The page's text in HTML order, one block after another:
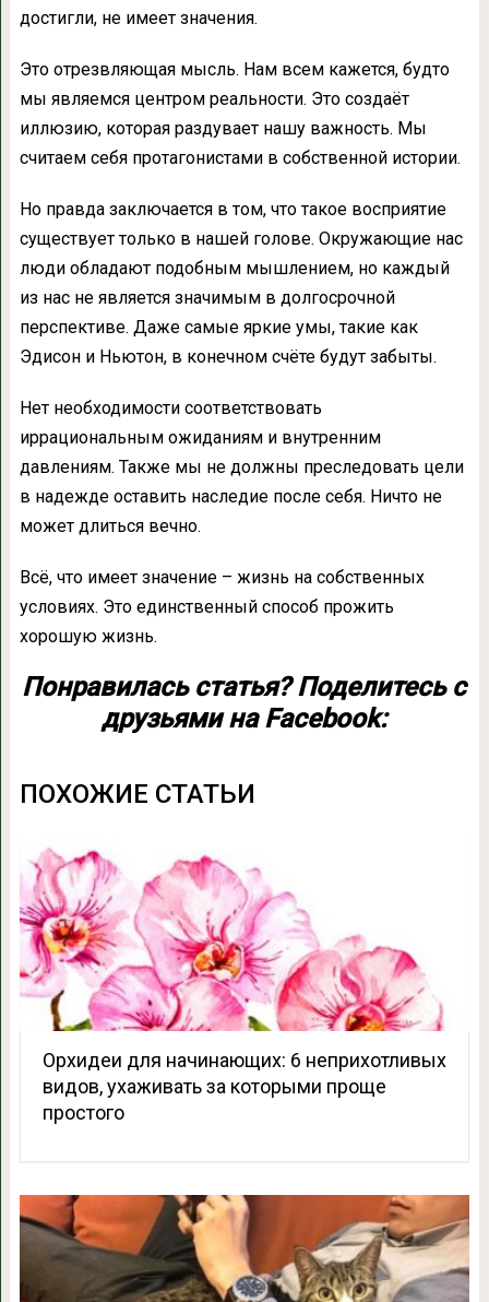
достигли, не имеет значения.
Это отрезвляющая мысль. Нам всем кажется, будто
мы являемся центром реальности. Это создаёт
иллюзию, которая раздувает нашу важность. Мы
считаем себя протагонистами в собственной истории.
Но правда заключается в том, что такое восприятие
существует только в нашей голове. Окружающие нас
люди обладают подобным мышлением, но каждый
из нас не является значимым в долгосрочной
перспективе. Даже самые яркие умы, такие как
Эдисон и Ньютон, в конечном счёте будут забыты.
Нет необходимости соответствовать
иррациональным ожиданиям и внутренним
давлениям. Также мы не должны преследовать цели
в надежде оставить наследие после себя. Ничто не
может длиться вечно.
Всё, что имеет значение – жизнь на собственных
условиях. Это единственный способ прожить
хорошую жизнь.
Понравилась статья? Поделитесь с
друзьями на Facebook:
ПОХОЖИЕ СТАТЬИ
Орхидеи для начинающих: 6 неприхотливых
видов, ухаживать за которыми проще
простого